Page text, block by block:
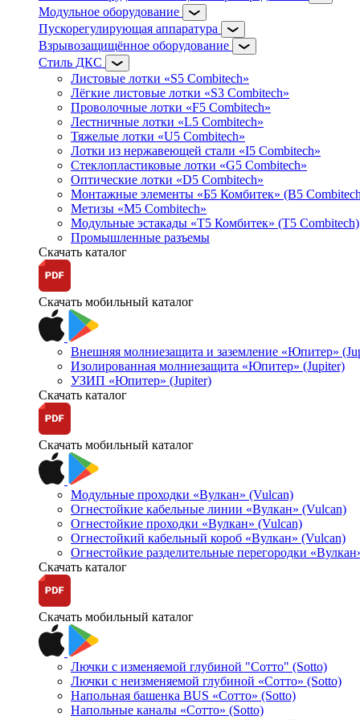
Модульное оборудование
Пускорегулирующая аппаратура
Взрывозащищённое оборудование
Стиль ДКС
Листовые лотки «S5 Combitech»
Лёгкие листовые лотки «S3 Combitech»
Проволочные лотки «F5 Combitech»
Лестничные лотки «L5 Combitech»
Тяжелые лотки «U5 Combitech»
Лотки из нержавеющей стали «I5 Combitech»
Стеклопластиковые лотки «G5 Combitech»
Оптические лотки «D5 Combitech»
Монтажные элементы «Б5 Комбитек» (B5
Метизы «M5 Combitech»
Модульные эстакады «Т5 Комбитек» (T5 Combitech)
Промышленные разъемы
Скачать каталог
Скачать мобильный каталог
Внешняя молниезащита и заземление «Юпитер»
Изолированная молниезащита «Юпитер» (Jupiter)
УЗИП «Юпитер» (Jupiter)
Скачать каталог
Скачать мобильный каталог
Модульные проходки «Вулкан» (Vulcan)
Огнестойкие кабельные линии «Вулкан» (Vulcan)
Огнестойкие проходки «Вулкан» (Vulcan)
Огнестойкий кабельный короб «Вулкан» (Vulcan)
Огнестойкие разделительные перегородки
Скачать каталог
Скачать мобильный каталог
Лючки с изменяемой глубиной "Сотто" (Sotto)
Лючки с неизменяемой глубиной «Сотто» (Sotto)
Напольная башенка BUS «Сотто» (Sotto)
Напольные каналы «Сотто» (Sotto)